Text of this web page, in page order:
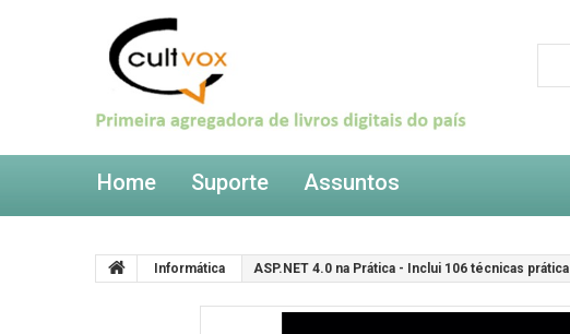
Home Suporte Assuntos
Informática ASP.NET 4.0 na Prática - Inclui 106 técnicas prática